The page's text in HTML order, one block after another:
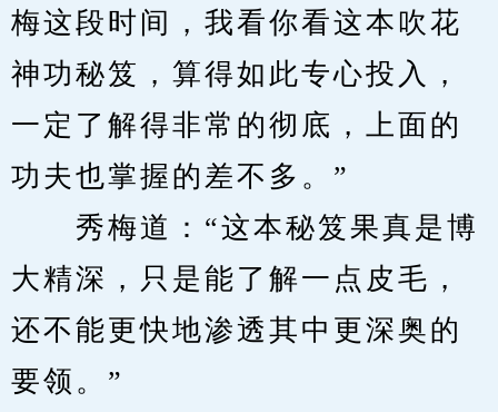
梅这段时间，我看你看这本吹花
神功秘笈，算得如此专心投入，
一定了解得非常的彻底，上面的
功夫也掌握的差不多。”
秀梅道：“这本秘笈果真是博
大精深，只是能了解一点皮毛，
还不能更快地渗透其中更深奥的
要领。”